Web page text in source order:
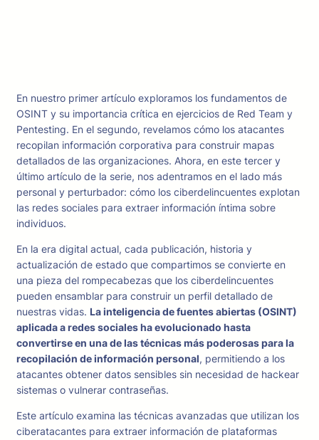
En nuestro primer artículo exploramos los fundamentos de
OSINT y su importancia crítica en ejercicios de Red Team y
Pentesting. En el segundo, revelamos cómo los atacantes
recopilan información corporativa para construir mapas
detallados de las organizaciones. Ahora, en este tercer y
último artículo de la serie, nos adentramos en el lado más
personal y perturbador: cómo los ciberdelincuentes explotan
las redes sociales para extraer información íntima sobre
individuos.
En la era digital actual, cada publicación, historia y
actualización de estado que compartimos se convierte en
una pieza del rompecabezas que los ciberdelincuentes
pueden ensamblar para construir un perfil detallado de
nuestras vidas. La inteligencia de fuentes abiertas (OSINT)
aplicada a redes sociales ha evolucionado hasta
convertirse en una de las técnicas más poderosas para la
recopilación de información personal, permitiendo a los
atacantes obtener datos sensibles sin necesidad de hackear
sistemas o vulnerar contraseñas.
Este artículo examina las técnicas avanzadas que utilizan los
ciberatacantes para extraer información de plataformas